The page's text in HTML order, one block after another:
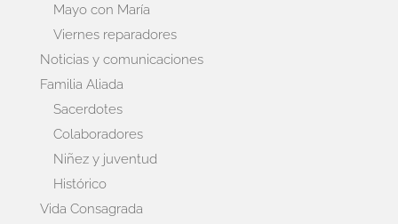
Mayo con María
Viernes reparadores
Noticias y comunicaciones
Familia Aliada
Sacerdotes
Colaboradores
Niñez y juventud
Histórico
Vida Consagrada